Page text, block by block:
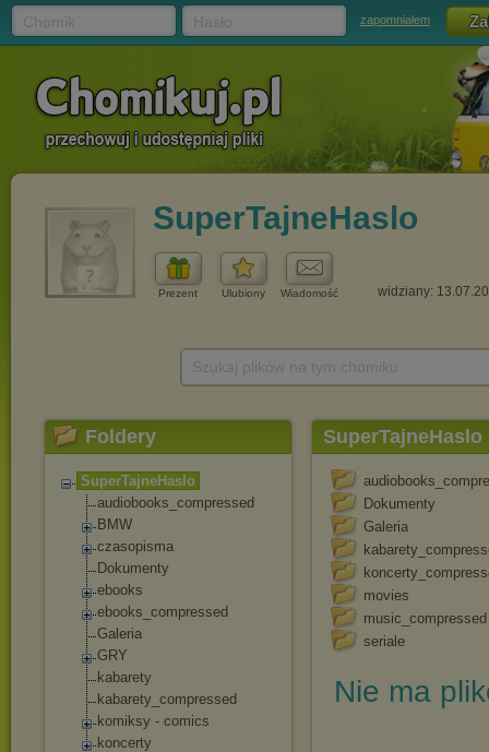
zapomniałem
SuperTajneHaslo
Prezent Ulubiony Wiadomość widziany:
Foldery
SuperTajneHaslo
audiobooks_compressed
BMW
czasopisma
Dokumenty
ebooks
ebooks_compressed
Galeria
GRY
kabarety
kabarety_compressed
komiksy - comics
koncerty
SuperTajneHaslo
Dokumenty
Galeria
movies
music_compressed
seriale
Nie ma